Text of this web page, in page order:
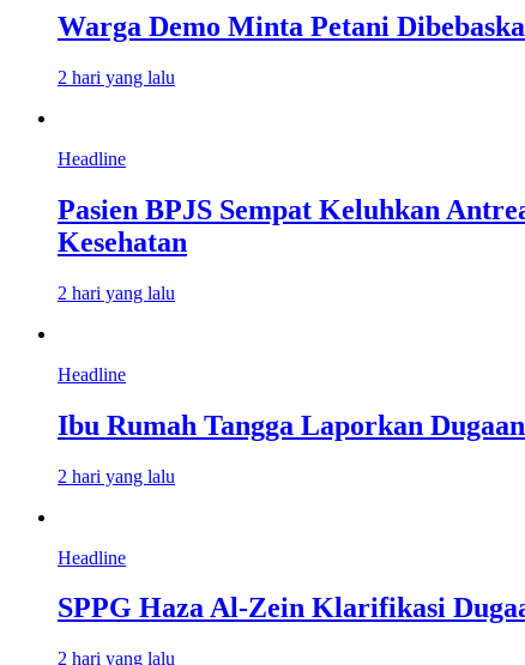
Warga Demo Minta Petani
2 hari yang lalu
Headline
Pasien BPJS Sempat Keluhkan
Kesehatan
2 hari yang lalu
Headline
Ibu Rumah Tangga Laporkan
2 hari yang lalu
Headline
SPPG Haza Al-Zein Klarifikasi
2 hari yang lalu